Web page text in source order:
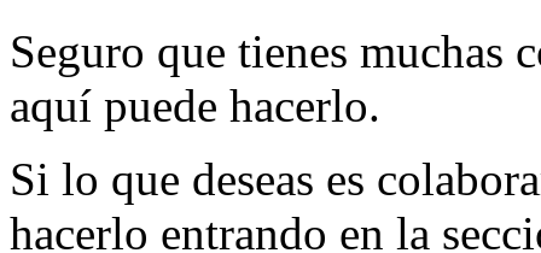
Seguro que tienes muchas
aquí puede hacerlo.
Si lo que deseas es
hacerlo entrando en la